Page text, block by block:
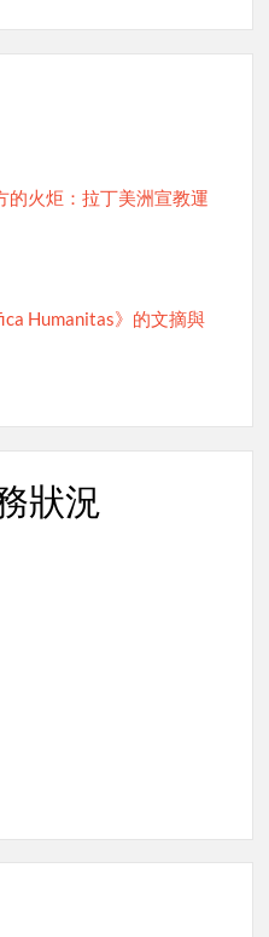
的火炬：拉丁美洲宣教運
Humanitas》的文摘與
狀況